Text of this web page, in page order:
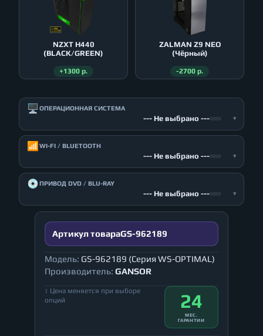
NZXT H440
(BLACK/GREEN)
+1300 р.
ZALMAN Z9 NEO
(Чёрный)
-2700 р.
🖥️ ОПЕРАЦИОННАЯ СИСТЕМА
--- Не выбрано --- ▾
📶 WI-FI / BLUETOOTH
--- Не выбрано --- ▾
💿ПРИВОД DVD / BLU-RAY
--- Не выбрано --- ▾
Артикул товараGS-962189
Модель: GS-962189 (Серия WS-OPTIMAL)
Производитель: GANSOR
↕ Цена меняется при выборе
опций
24
МЕС.
ГАРАНТИИ